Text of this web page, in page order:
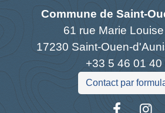
Commune de Saint-
61 rue Marie
17230 Saint-Ouen-
+33 5 46 01 40
Contact par